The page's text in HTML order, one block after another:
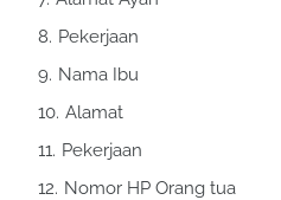
Pekerjaan
Nama Ibu
Alamat
Pekerjaan
Nomor HP Orang tua